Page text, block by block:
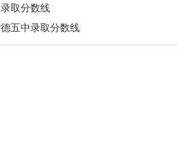
取分数线
五中录取分数线